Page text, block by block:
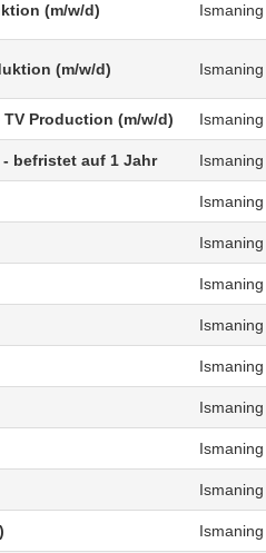
(m/w/d) Ismaning
(m/w/d) Ismaning
Production (m/w/d) Ismaning
- befristet auf 1 Jahr Ismaning
Ismaning
Ismaning
Ismaning
Ismaning
Ismaning
Ismaning
Ismaning
Ismaning
Ismaning